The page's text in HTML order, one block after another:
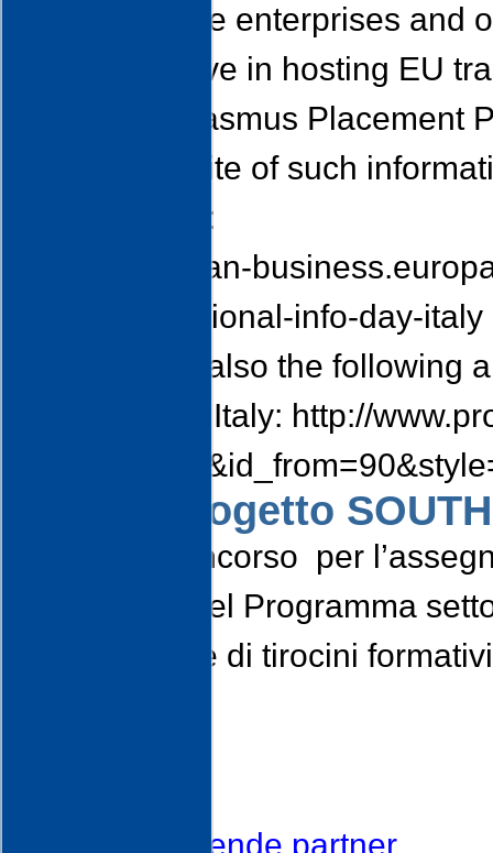
order to make enterprises and
they may have in hosting EU
Vinci and Erasmus Placement
The official site of such
Business’, is:
http://we-mean-
business-national-info-day-italy
Please note also the following
organized in Italy: http://
Bando Progetto
Bando di concorso per
nel quadro del Programma
realizzazione di tirocini
Elenco aziende partner